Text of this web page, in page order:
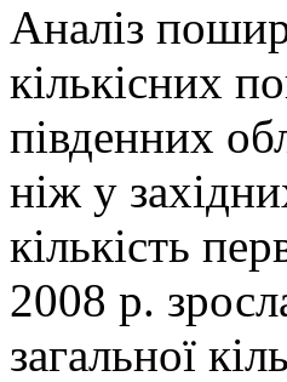
Аналіз
кількісних
південних
ніж у
кількість
2008 р.
загальної